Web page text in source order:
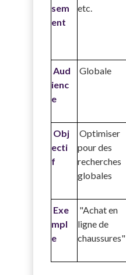
sem
ent
etc.
Aud
ienc
e
Globale
Obj
ecti
f
Optimiser
pour des
recherches
globales
Exe
mpl
e
"Achat en
ligne de
chaussures"